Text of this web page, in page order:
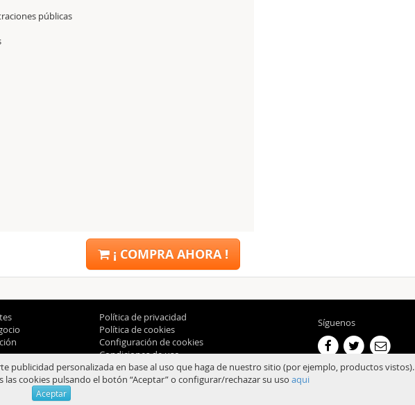
públicas
¡ COMPRA AHORA !
Política de privacidad
Política de cookies
Configuración de cookies
Condiciones de uso
Síguenos
© 2012-2026 Aprendum
publicidad personalizada en base al uso que haga de nuestro sitio (por ejemplo, productos vistos).
cookies pulsando el botón “Aceptar” o configurar/rechazar su uso aqui
Aceptar